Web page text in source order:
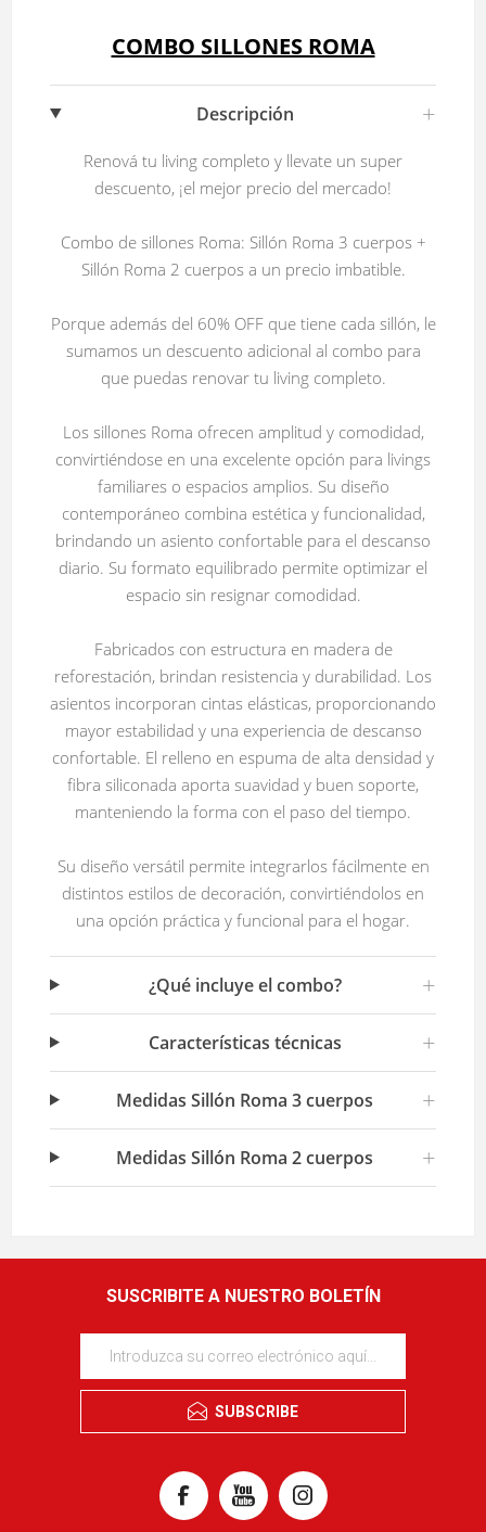
COMBO SILLONES ROMA
Descripción +
Renová tu living completo y llevate un super
descuento, ¡el mejor precio del mercado!
Combo de sillones Roma: Sillón Roma 3 cuerpos +
Sillón Roma 2 cuerpos a un precio imbatible.
Porque además del 60% OFF que tiene cada sillón, le
sumamos un descuento adicional al combo para
que puedas renovar tu living completo.
Los sillones Roma ofrecen amplitud y comodidad,
convirtiéndose en una excelente opción para livings
familiares o espacios amplios. Su diseño
contemporáneo combina estética y funcionalidad,
brindando un asiento confortable para el descanso
diario. Su formato equilibrado permite optimizar el
espacio sin resignar comodidad.
Fabricados con estructura en madera de
reforestación, brindan resistencia y durabilidad. Los
asientos incorporan cintas elásticas, proporcionando
mayor estabilidad y una experiencia de descanso
confortable. El relleno en espuma de alta densidad y
fibra siliconada aporta suavidad y buen soporte,
manteniendo la forma con el paso del tiempo.
Su diseño versátil permite integrarlos fácilmente en
distintos estilos de decoración, convirtiéndolos en
una opción práctica y funcional para el hogar.
¿Qué incluye el combo? +
Características técnicas +
Medidas Sillón Roma 3 cuerpos +
Medidas Sillón Roma 2 cuerpos +
SUSCRIBITE A NUESTRO BOLETÍN
SUBSCRIBE